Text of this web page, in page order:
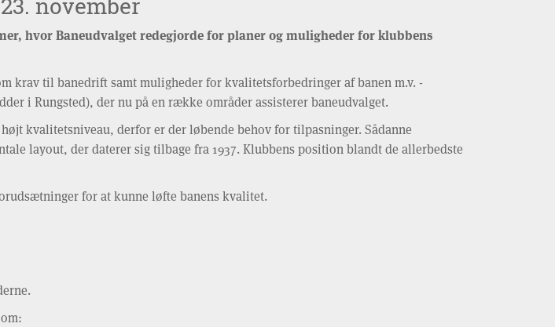
november
hvor Baneudvalget redegjorde for planer og muligheder for klubbens
til banedrift samt muligheder for kvalitetsforbedringer af banen m.v. -
i Rungsted), der nu på en række områder assisterer baneudvalget.
kvalitetsniveau, derfor er der løbende behov for tilpasninger. Sådanne
layout, der daterer sig tilbage fra 1937. Klubbens position blandt de allerbedste
for at kunne løfte banens kvalitet.